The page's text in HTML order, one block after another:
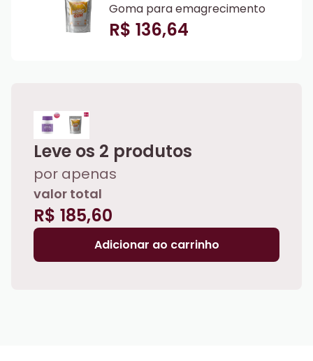
Goma para emagrecimento
R$ 136,64
Leve os 2 produtos
por apenas
valor total
R$ 185,60
Adicionar ao carrinho